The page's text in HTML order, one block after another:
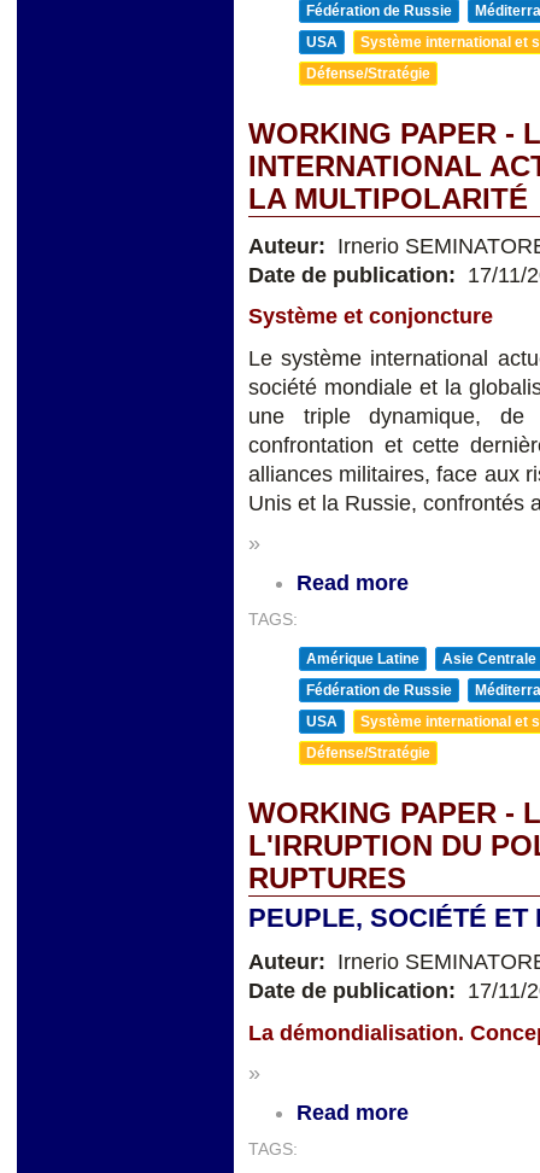
Fédération de Russie
USA
Système international et
Défense/Stratégie
WORKING PAPER -
INTERNATIONAL
LA MULTIPOLARITÉ
Auteur: Irnerio
Date de publication: 17/11/
Système et conjoncture
Le système international
société mondiale et la
une triple dynamique, de
confrontation et cette
alliances militaires, face aux
Unis et la Russie, confrontés
»
Read more
TAGS:
Amérique Latine
Asie Centrale
Fédération de Russie
USA
Système international et
Défense/Stratégie
WORKING PAPER -
L'IRRUPTION DU
RUPTURES
PEUPLE, SOCIÉTÉ ET
Auteur: Irnerio
Date de publication: 17/11/
La démondialisation.
»
Read more
TAGS: